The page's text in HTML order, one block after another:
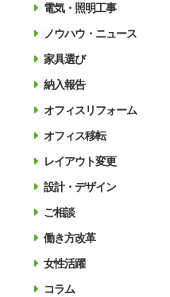
電気・照明工事
ノウハウ・ニュース
家具選び
納入報告
オフィスリフォーム
オフィス移転
レイアウト変更
設計・デザイン
ご相談
働き方改革
女性活躍
コラム